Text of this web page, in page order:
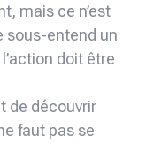
mais ce n’est
sous-entend un
doit être
de découvrir
faut pas se